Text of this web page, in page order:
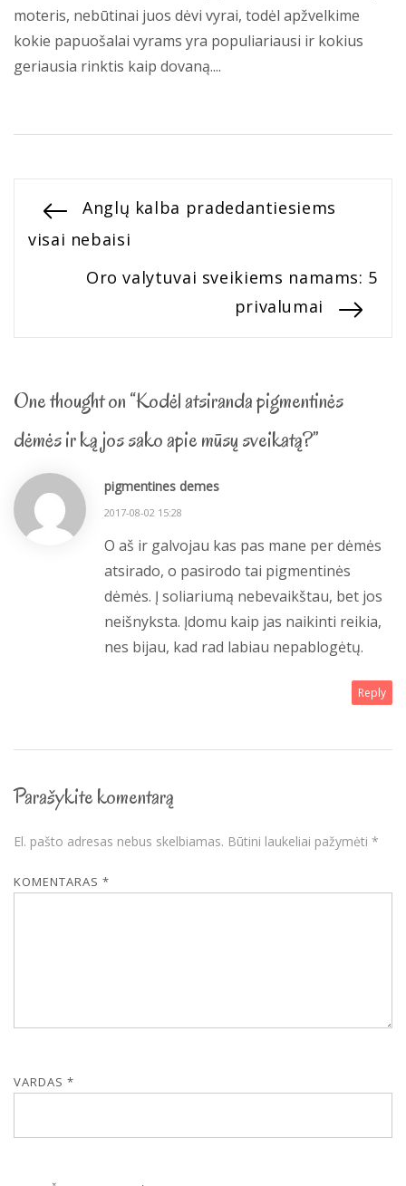
moteris, nebūtinai juos dėvi vyrai, todėl apžvelkime
kokie papuošalai vyrams yra populiariausi ir kokius
geriausia rinktis kaip dovaną....
Navigacija
tarp
Previous
post:
Anglų kalba pradedantiesiems
visai nebaisi
Next
Oro valytuvai sveikiems namams: 5
privalumai
One thought on “Kodėl atsiranda pigmentinės
dėmės ir ką jos sako apie mūsų sveikatą?”
pigmentines demes
2017-08-02 15:28
O aš ir galvojau kas pas mane per dėmės
atsirado, o pasirodo tai pigmentinės
dėmės. Į soliariumą nebevaikštau, bet jos
neišnyksta. Įdomu kaip jas naikinti reikia,
nes bijau, kad rad labiau nepablogėtų.
Reply
Parašykite komentarą
El. pašto adresas nebus skelbiamas. Būtini laukeliai pažymėti *
KOMENTARAS *
VARDAS *